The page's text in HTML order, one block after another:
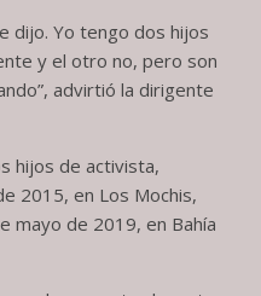
dijo. Yo tengo dos hijos
y el otro no, pero son
advirtió la dirigente
hijos de activista,
2015, en Los Mochis,
mayo de 2019, en Bahía